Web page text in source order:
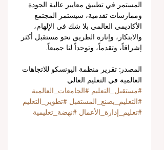
المستمر في تطبيق معايير عالية الجودة
وممارسات تقدمية، سيستمر المجتمع
الأكاديمي العالمي بلا شك في الإلهام،
والابتكار، وإنارة الطريق نحو مستقبل أكثر
إشراقاً، وتقدماً، وتوحداً لنا جميعاً.
المصدر: تقرير منظمة اليونسكو للاتجاهات
العالمية في التعليم العالي
#مستقبل_التعليم #الجامعات_العالمية
#التعليم_يصنع_المستقبل #تطوير_التعليم
#تعليم_إدارة_الأعمال #نهضة_تعليمية